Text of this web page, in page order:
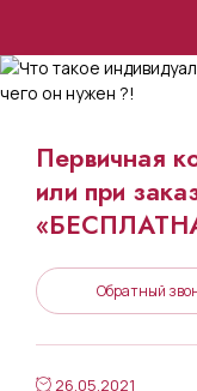
Первичная
или при
Обратный
26.05.2021